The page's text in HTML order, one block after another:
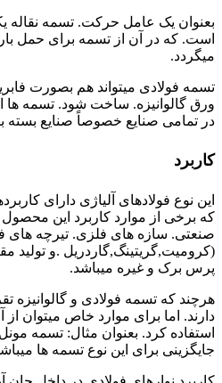
بعنوان یک عامل حرکت. تسمه نقاله
است. که در آن از تسمه برای حمل
میگردد.
تسمه فولادی میتواند هم بصورت
ورق گالوانیزه. ساخت شود. تسمه ها
در تمامی صنایع خصوصاً صنایع بسته
کاربرد
این نوع فولادهای آلیاژی دارای
که برخی از موارد کاربرد این
صنعتی. سازه های فلزی. تیرچه های
(کرومیت,گریتینگ,گاردریل .و تولید
پرس برک و غیره میباشد.
هرچند که تسمه فولادی و گالوانیزه
دارند. اما برای موارد خاص میتوان از
استفاده کرد. بعنوان مثال: تسمه
جایگزینی برای این نوع تسمه ها